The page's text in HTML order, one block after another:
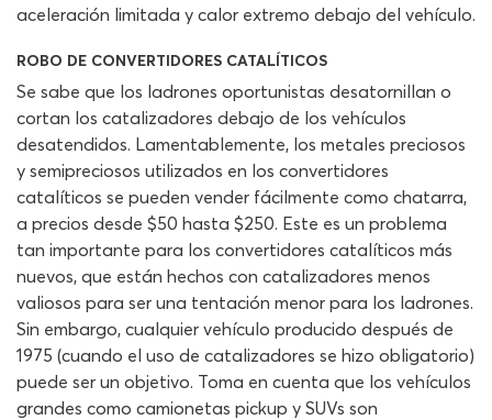
aceleración limitada y calor extremo debajo del vehículo.
ROBO DE CONVERTIDORES CATALÍTICOS
Se sabe que los ladrones oportunistas desatornillan o
cortan los catalizadores debajo de los vehículos
desatendidos. Lamentablemente, los metales preciosos
y semipreciosos utilizados en los convertidores
catalíticos se pueden vender fácilmente como chatarra,
a precios desde $50 hasta $250. Este es un problema
tan importante para los convertidores catalíticos más
nuevos, que están hechos con catalizadores menos
valiosos para ser una tentación menor para los ladrones.
Sin embargo, cualquier vehículo producido después de
1975 (cuando el uso de catalizadores se hizo obligatorio)
puede ser un objetivo. Toma en cuenta que los vehículos
grandes como camionetas pickup y SUVs son